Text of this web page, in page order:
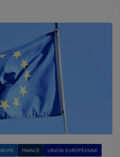
FRANCE UNION EUROPÉENNE